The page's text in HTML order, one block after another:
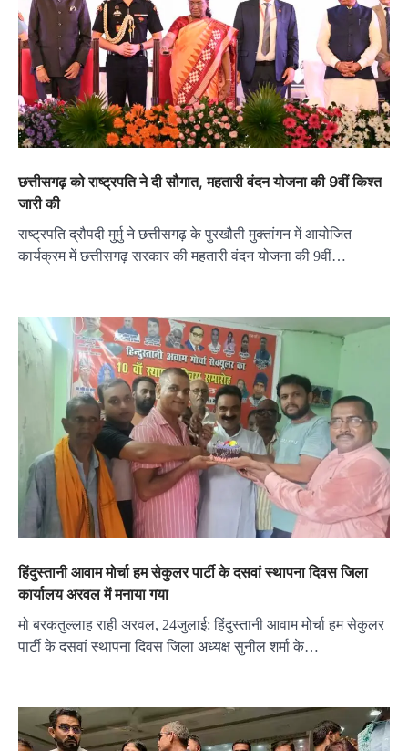
छत्तीसगढ़ को राष्ट्रपति ने दी सौगात, महतारी वंदन योजना की 9वीं किश्त
जारी की
राष्ट्रपति द्रौपदी मुर्मु ने छत्तीसगढ़ के पुरखौती मुक्तांगन में आयोजित
कार्यक्रम में छत्तीसगढ़ सरकार की महतारी वंदन योजना की 9वीं…
हिंदुस्तानी आवाम मोर्चा हम सेकुलर पार्टी के दसवां स्थापना दिवस जिला
कार्यालय अरवल में मनाया गया
मो बरकतुल्लाह राही अरवल, 24जुलाई: हिंदुस्तानी आवाम मोर्चा हम सेकुलर
पार्टी के दसवां स्थापना दिवस जिला अध्यक्ष सुनील शर्मा के…